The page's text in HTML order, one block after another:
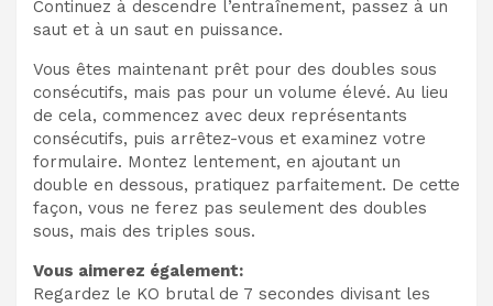
Continuez à descendre l’entraînement, passez à un
saut et à un saut en puissance.
Vous êtes maintenant prêt pour des doubles sous
consécutifs, mais pas pour un volume élevé. Au lieu
de cela, commencez avec deux représentants
consécutifs, puis arrêtez-vous et examinez votre
formulaire. Montez lentement, en ajoutant un
double en dessous, pratiquez parfaitement. De cette
façon, vous ne ferez pas seulement des doubles
sous, mais des triples sous.
Vous aimerez également:
Regardez le KO brutal de 7 secondes divisant les